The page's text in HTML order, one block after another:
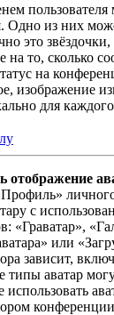
пользователя
Одно из них
это
на то, сколько
на
изображение
для каждого
отображение
с
«Граватар»,
или
зависит,
типы аватар